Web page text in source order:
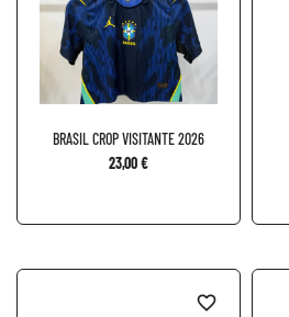
BRASIL CROP VISITANTE 2026
23,00 €
favorite_border